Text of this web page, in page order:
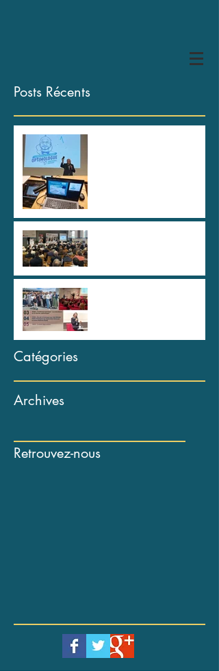
Posts Récents
Catégories
Retrouvez-nous
Archives